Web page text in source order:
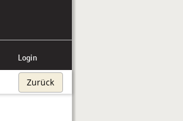
Login
Zurück